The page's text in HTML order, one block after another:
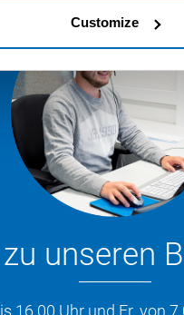
Customize
unseren
16.00 Uhr und Fr. von